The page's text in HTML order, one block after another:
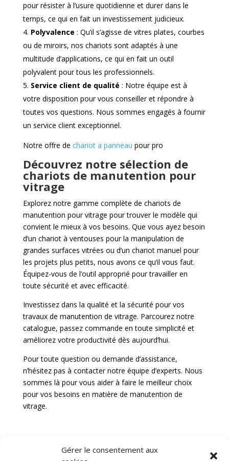
Gérer le consentement aux
pour résister à l’usure quotidienne et durer dans le
temps, ce qui en fait un investissement judicieux.
Polyvalence : Qu’il s’agisse de vitres plates, courbes
ou de miroirs, nos chariots sont adaptés à une
multitude d’applications, ce qui en fait un outil
polyvalent pour tous les professionnels.
Service client de qualité : Notre équipe est à
votre disposition pour vous conseiller et répondre à
toutes vos questions. Nous sommes engagés à fournir
un service client exceptionnel.
Notre offre de chariot a panneau pour pro
Découvrez notre sélection de
chariots de manutention pour
vitrage
Explorez notre gamme complète de chariots de
manutention pour vitrage pour trouver le modèle qui
convient le mieux à vos besoins. Que vous ayez besoin
d’un chariot à ventouses pour la manipulation de
grandes surfaces vitrées ou d’un chariot manuel pour
les projets plus petits, nous avons ce qu’il vous faut.
Équipez-vous de l’outil approprié pour travailler en
toute sécurité et avec efficacité.
Investissez dans la qualité et la sécurité pour vos
travaux de manutention de vitrage. Parcourez notre
catalogue, passez commande en toute simplicité et
améliorez votre productivité dès aujourd’hui.
Pour toute question ou demande d’assistance,
n’hésitez pas à contacter notre équipe d’experts. Nous
sommes là pour vous aider à faire le meilleur choix
pour vos besoins en matière de manutention de
vitrage.